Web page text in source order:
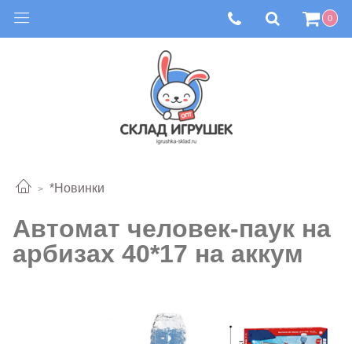
0
*Новинки
Автомат человек-паук на
арбизах 40*17 на аккум